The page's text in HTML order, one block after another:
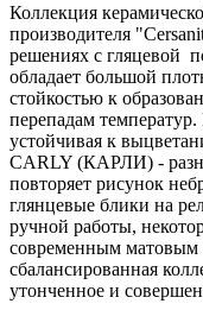
Коллекция
производителя
решениях с гляцевой
обладает большой
стойкостью к
перепадам температур.
устойчивая к
CARLY (КАРЛИ) -
повторяет рисунок
глянцевые блики на
ручной работы,
современным матовым
сбалансированная
утонченное и